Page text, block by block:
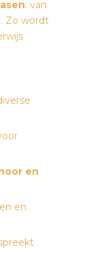
: van
Zo wordt
en
en